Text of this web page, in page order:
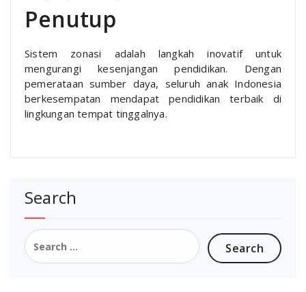
Penutup
Sistem zonasi adalah langkah inovatif untuk
mengurangi kesenjangan pendidikan. Dengan
pemerataan sumber daya, seluruh anak Indonesia
berkesempatan mendapat pendidikan terbaik di
lingkungan tempat tinggalnya.
Search
Search
for: